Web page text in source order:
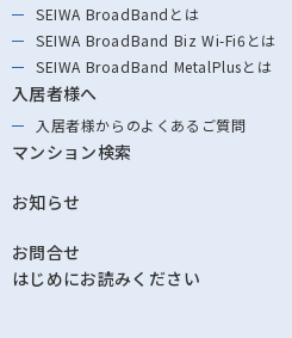
SEIWA BroadBandとは
SEIWA BroadBand Biz Wi-Fi6とは
SEIWA BroadBand MetalPlusとは
入居者様へ
入居者様からのよくあるご質問
マンション検索
お知らせ
お問合せ
はじめにお読みください